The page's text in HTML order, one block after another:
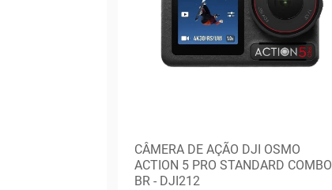
CÂMERA DE AÇÃO DJI OSMO
ACTION 5 PRO STANDARD COMBO
BR - DJI212